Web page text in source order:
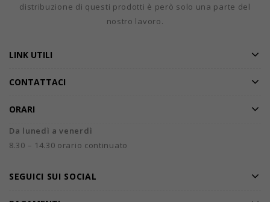
distribuzione di questi prodotti è però solo una parte del
nostro lavoro.
LINK UTILI
CONTATTACI
ORARI
Da lunedì a venerdì
8.30 – 14.30 orario continuato
SEGUICI SUI SOCIAL